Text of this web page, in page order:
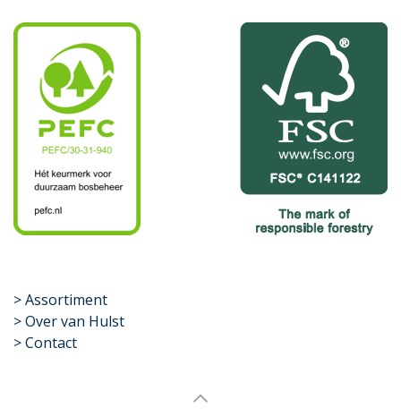
​>Assortiment
> Over van Hulst
> Contact